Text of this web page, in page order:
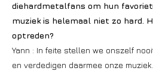
diehardmetalfans om hun
muziek is helemaal niet zo hard.
optreden?
Yann : In feite stellen we onszelf
en verdedigen daarmee onze